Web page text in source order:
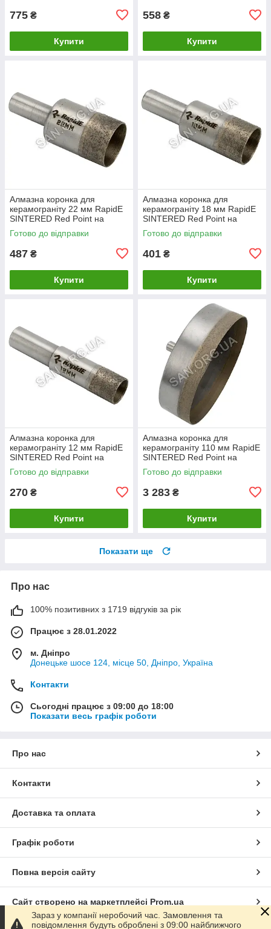
775 ₴
Купити
558 ₴
Купити
Алмазна коронка для
керамограніту 22 мм RapidE
SINTERED Red Point на
Дриль
Готово до відправки
487 ₴
Купити
Алмазна коронка для
керамограніту 18 мм RapidE
SINTERED Red Point на
Дриль
Готово до відправки
401 ₴
Купити
Алмазна коронка для
керамограніту 12 мм RapidE
SINTERED Red Point на
Дриль
Готово до відправки
270 ₴
Купити
Алмазна коронка для
керамограніту 110 мм RapidE
SINTERED Red Point на
Дриль
Готово до відправки
3 283 ₴
Купити
Показати ще
Про нас
100% позитивних з 1719 відгуків за рік
Працює з 28.01.2022
м. Дніпро
Донецьке шосе 124, місце 50, Дніпро, Україна
Контакти
Сьогодні працює з 09:00 до 18:00
Показати весь графік роботи
Про нас
Контакти
Доставка та оплата
Графік роботи
Повна версія сайту
Сайт створено на маркетплейсі Prom.ua
Зараз у компанії неробочий час. Замовлення та
повідомлення будуть оброблені з 09:00 найближчого